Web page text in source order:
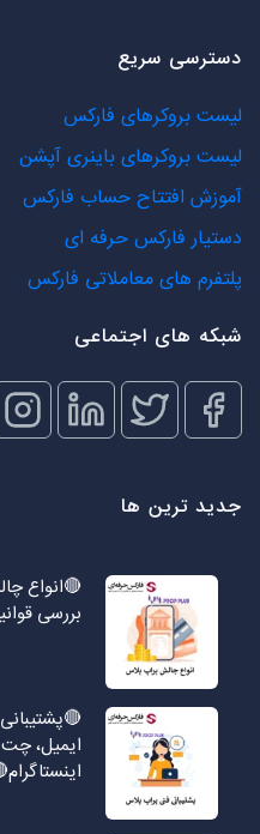
دسترسی سریع
لیست بروکرهای فارکس
لیست بروکرهای باینری آپشن
آموزش افتتاح حساب فارکس
دستیار فارکس حرفه ای
پلتفرم های معاملاتی فارکس
شبکه های اجتماعی
جدید ترین ها
بررسی
ایمیل، چت